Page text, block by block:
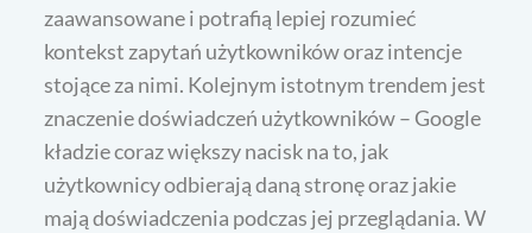
zaawansowane i potrafią lepiej rozumieć
kontekst zapytań użytkowników oraz intencje
stojące za nimi. Kolejnym istotnym trendem jest
znaczenie doświadczeń użytkowników – Google
kładzie coraz większy nacisk na to, jak
użytkownicy odbierają daną stronę oraz jakie
mają doświadczenia podczas jej przeglądania. W